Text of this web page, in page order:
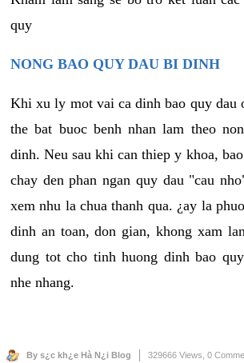
quy
NONG BAO QUY DAU BI DINH
Khi xu ly mot vai ca dinh bao quy dau
the bat buoc benh nhan lam theo
dinh. Neu sau khi can thiep y khoa,
chay den phan ngan quy dau "cau
xem nhu la chua thanh qua. ¿ay la
dinh an toan, don gian, khong xam
dung tot cho tinh huong dinh bao
nhe nhang.
By s¿c kh¿e Hà N¿i Blog 329666 Views, 0